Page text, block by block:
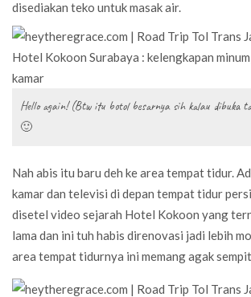
disediakan teko untuk masak air.
Hello again! (Btw itu botol besarnya sih kalau dibuka
🙂
Nah abis itu baru deh ke area tempat tidur.
kamar dan televisi di depan tempat tidur
disetel video sejarah Hotel Kokoon yang
lama dan ini tuh habis direnovasi jadi lebih
area tempat tidurnya ini memang agak